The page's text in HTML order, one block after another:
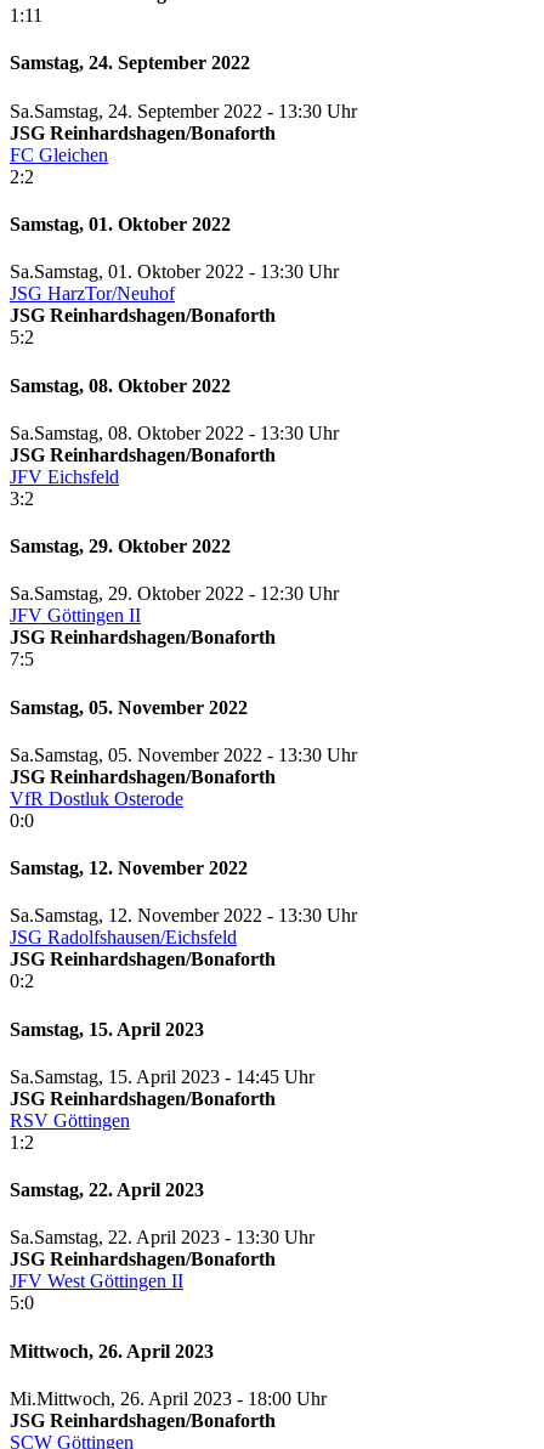
1:11
Samstag, 24. September 2022
Sa.Samstag, 24. September 2022 - 13:30 Uhr
JSG Reinhardshagen/Bonaforth
FC Gleichen
2:2
Samstag, 01. Oktober 2022
Sa.Samstag, 01. Oktober 2022 - 13:30 Uhr
JSG HarzTor/Neuhof
JSG Reinhardshagen/Bonaforth
5:2
Samstag, 08. Oktober 2022
Sa.Samstag, 08. Oktober 2022 - 13:30 Uhr
JSG Reinhardshagen/Bonaforth
JFV Eichsfeld
3:2
Samstag, 29. Oktober 2022
Sa.Samstag, 29. Oktober 2022 - 12:30 Uhr
JFV Göttingen II
JSG Reinhardshagen/Bonaforth
7:5
Samstag, 05. November 2022
Sa.Samstag, 05. November 2022 - 13:30 Uhr
JSG Reinhardshagen/Bonaforth
VfR Dostluk Osterode
0:0
Samstag, 12. November 2022
Sa.Samstag, 12. November 2022 - 13:30 Uhr
JSG Radolfshausen/Eichsfeld
JSG Reinhardshagen/Bonaforth
0:2
Samstag, 15. April 2023
Sa.Samstag, 15. April 2023 - 14:45 Uhr
JSG Reinhardshagen/Bonaforth
RSV Göttingen
1:2
Samstag, 22. April 2023
Sa.Samstag, 22. April 2023 - 13:30 Uhr
JSG Reinhardshagen/Bonaforth
JFV West Göttingen II
5:0
Mittwoch, 26. April 2023
Mi.Mittwoch, 26. April 2023 - 18:00 Uhr
JSG Reinhardshagen/Bonaforth
SCW Göttingen